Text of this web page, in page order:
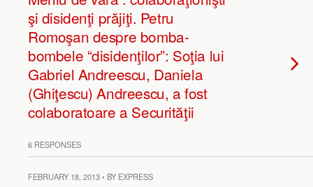
şi disidenţi prăjiţi. Petru
Romoşan despre bomba-
bombele “disidenţilor”: Soţia lui
Gabriel Andreescu, Daniela
(Ghiţescu) Andreescu, a fost
colaboratoare a Securităţii
6 RESPONSES
FEBRUARY 18, 2013 • BY EXPRESS